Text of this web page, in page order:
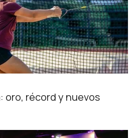
oro, récord y nuevos